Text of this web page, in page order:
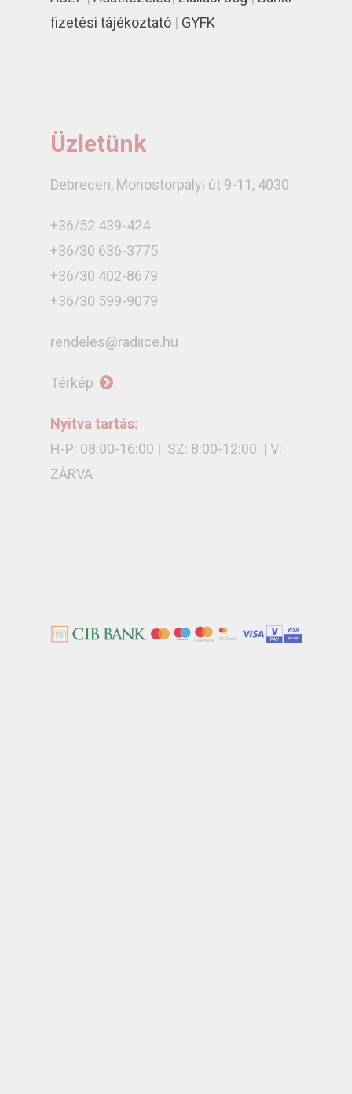
fizetési tájékoztató | GYFK
Üzletünk
Debrecen, Monostorpályi út 9-11, 4030
+36/52 439-424
+36/30 636-3775
+36/30 402-8679
+36/30 599-9079
rendeles@radiice.hu
Térkép
Nyitva tartás:
H-P: 08:00-16:00 | SZ: 8:00-12:00 | V:
ZÁRVA